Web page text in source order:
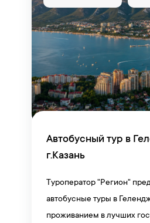
Автобусный тур в
г.Казань
Туроператор "Регион"
автобусные туры в
проживанием в лучших